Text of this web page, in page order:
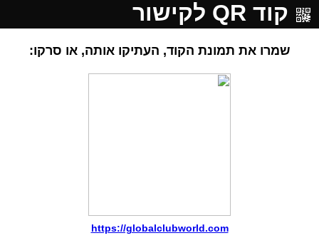
קוד QR לקישור
שמרו את תמונת הקוד, העתיקו אותה, או סרקו:
https://globalclubworld.com